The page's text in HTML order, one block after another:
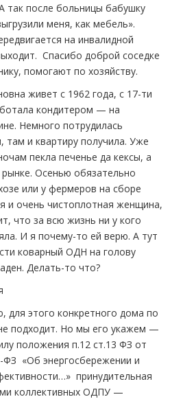
так после больницы бабушку
меня, как мебель».
на инвалидной
Спасибо доброй соседке
помогают по хозяйству.
живет с 1962 года, с 17-ти
кондитером — на
Немного потрудилась
там и квартиру получила. Уже
пекла печенье да кексы, а
Осенью обязательно
или у фермеров на сборе
и очень чистоплотная женщина,
что за всю жизнь ни у кого
И я почему-то ей верю. А тут
коварный ОДН на голову
Делать-то что?
для этого конкретного дома по
подходит. Но мы его укажем —
положения п.12 ст.13 ФЗ от
ФЗ «Об энергосбережении и
принудительная
коллективных ОДПУ —